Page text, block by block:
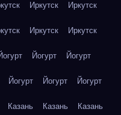
Иркутск Иркутск
Иркутск Иркутск
Йогурт Йогурт
Йогурт Йогурт Йогурт
Казань Казань Казань